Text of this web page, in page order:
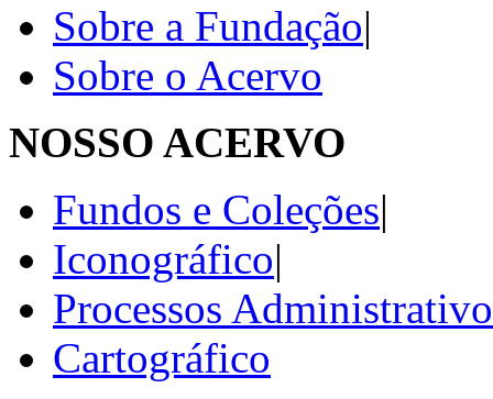
Sobre a Fundação|
Sobre o Acervo
NOSSO ACERVO
Fundos e Coleções|
Iconográfico|
Processos
Cartográfico